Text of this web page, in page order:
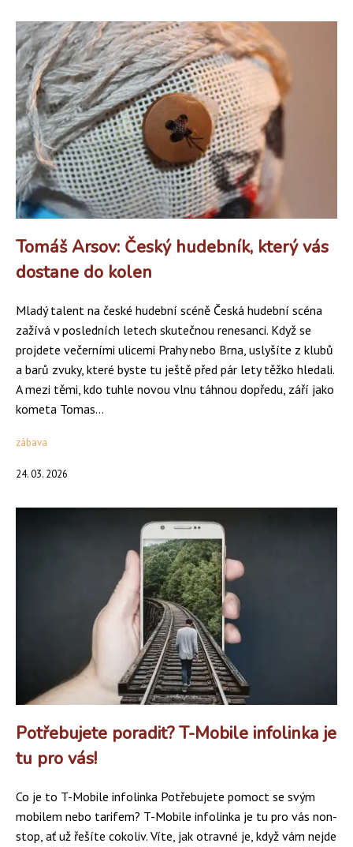
Tomáš Arsov: Český hudebník, který vás
dostane do kolen
Mladý talent na české hudební scéně Česká hudební scéna
zažívá v posledních letech skutečnou renesanci. Když se
projdete večerními ulicemi Prahy nebo Brna, uslyšíte z klubů
a barů zvuky, které byste tu ještě před pár lety těžko hledali.
A mezi těmi, kdo tuhle novou vlnu táhnou dopředu, září jako
kometa Tomas...
zábava
24. 03. 2026
Potřebujete poradit? T-Mobile infolinka je
tu pro vás!
Co je to T-Mobile infolinka Potřebujete pomoct se svým
mobilem nebo tarifem? T-Mobile infolinka je tu pro vás non-
stop, ať už řešíte cokoliv. Víte, jak otravné je, když vám nejde